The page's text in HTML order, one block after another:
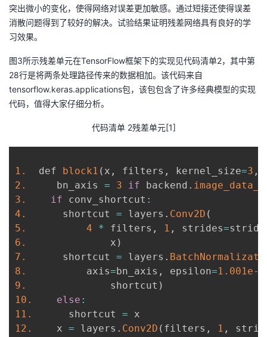
突出微小的变化，使得网络对误差更加敏感。通过短接还使得误差
消散问题得到了较好的解决。试验结果证明残差网络具有良好的学
习效果。
图3所示残差单元在TensorFlow框架下的实现见代码清单2，其中第
28行是将两条处理路径传来的数据相加。该代码来自
tensorflow.keras.applications包，该包包含了许多经典模型的实现
代码，值得大家仔细分析。
代码清单 2残差单元[1]
1.
  def
block1 ( x , filters , kernel_size=3 ,
2.
     bn_axis
= 3 if backend .
3.
if conv_shortcut :
4.
      shortcut
= layers . Conv2D (
5.
4 * filters , 1 , strides=stride
6.
              x
)
7.
      shortcut
= layers .
8.
          axis
= bn_axis , epsilon=1.001e-5
9.
              shortcut
)
10.
else :
11.
      shortcut
=
12.
    x
= layers . Conv2D ( filters , 1 ,